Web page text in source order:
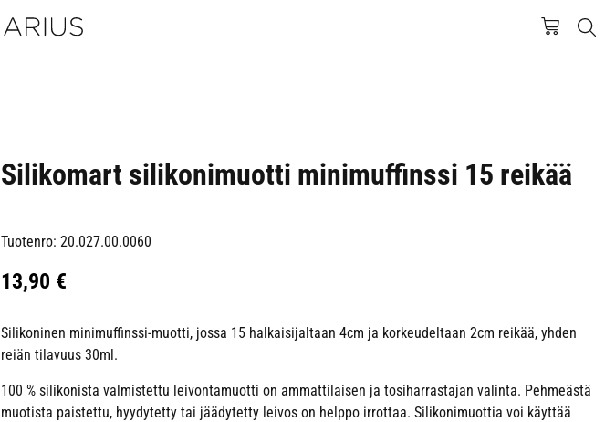
Silikomart silikonimuotti minimuffinssi 15 reikää
Tuotenro: 20.027.00.0060
13,90 €
Silikoninen minimuffinssi-muotti, jossa 15 halkaisijaltaan 4cm ja korkeudeltaan 2cm reikää, yhden
reiän tilavuus 30ml.
100 % silikonista valmistettu leivontamuotti on ammattilaisen ja tosiharrastajan valinta. Pehmeästä
muotista paistettu, hyydytetty tai jäädytetty leivos on helppo irrottaa. Silikonimuottia voi käyttää